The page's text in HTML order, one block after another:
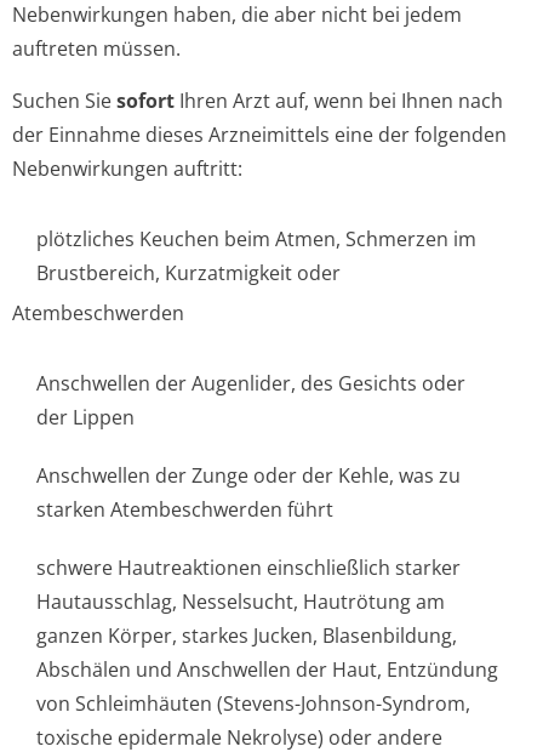
Nebenwirkungen haben, die aber nicht bei jedem
auftreten müssen.
Suchen Siesofort Ihren Arzt auf, wenn bei Ihnen nach
der Einnahme dieses Arzneimittels eine der folgenden
Nebenwirkungen auftritt:
plötzliches Keuchen beim Atmen, Schmerzen im
Brustbereich, Kurzatmigkeit oder
Atembeschwerden
Anschwellen der Augenlider, des Gesichts oder
der Lippen
Anschwellen der Zunge oder der Kehle, was zu
starken Atembeschwerden führt
schwere Hautreaktionen einschließlich starker
Hautausschlag, Nesselsucht, Hautrötung am
ganzen Körper, starkes Jucken, Blasenbildung,
Abschälen und Anschwellen der Haut, Entzündung
von Schleimhäuten (Stevens-Johnson-Syndrom,
toxische epidermale Nekrolyse) oder andere